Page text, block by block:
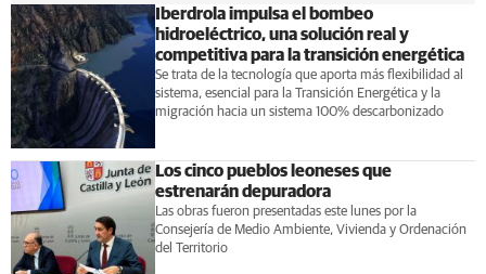
Iberdrola impulsa el bombeo
hidroeléctrico, una solución real y
competitiva para la transición energética
Se trata de la tecnología que aporta más flexibilidad al
sistema, esencial para la Transición Energética y la
migración hacia un sistema 100% descarbonizado
Los cinco pueblos leoneses que
estrenarán depuradora
Las obras fueron presentadas este lunes por la
Consejería de Medio Ambiente, Vivienda y Ordenación
del Territorio